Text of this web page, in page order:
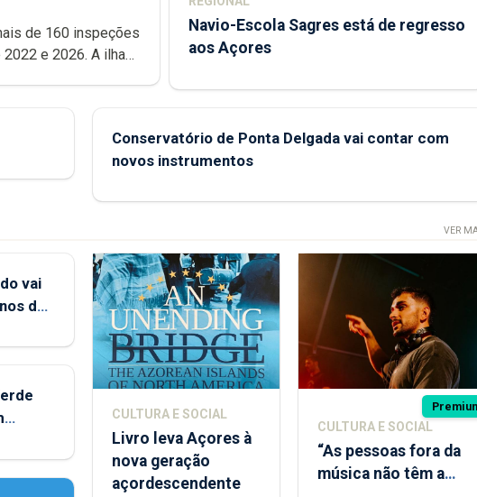
A ilha
Navio-Escola Sagres está de regresso
aos Açores
Conservatório de Ponta Delgada vai contar com
novos instrumentos
VER
vai
de
CULTURA E SOCIAL
Livro leva Açores à
nova geração
açordescendente
CULTURA E SOCIAL
“As pessoas fora da
música não têm a